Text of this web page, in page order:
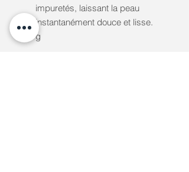
impuretés, laissant la peau
instantanément douce et lisse.
65 g